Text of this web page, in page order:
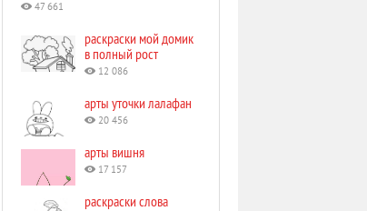
47 661
раскраски мой домик
в полный рост
12 086
арты уточки лалафан
20 456
арты вишня
17 157
раскраски слова